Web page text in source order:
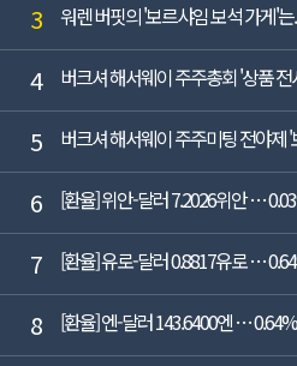
3 워렌 버핏의 '보르샤임 보석 가게'는
4 버크셔 해서웨이 주주총회 '상품
5 버크셔 해서웨이 주주미팅 전야제
6 [환율] 위안-달러 7.2026위안 …
7 [환율] 유로-달러 0.8817유로 …
8 [환율] 엔-달러 143.6400엔 …